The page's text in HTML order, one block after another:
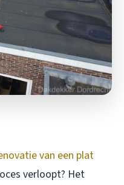
van een plat
verloopt? Het